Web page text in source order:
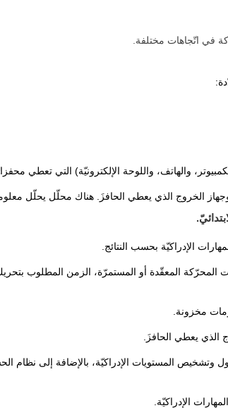
في اتّجاهات مختلفة.
والهاتف، واللوحة الإلكترونيّة) التي تعطي
الخروج الذي يعطي الحافزَ. هناك محلّل يحلّل
الإدراكيّة بحسب النتائج.
المحرّكة المعقّدة أو المستمرّة، الزمن المطلوب
مخزونة.
الذي يعطي الحافزَ.
وتشخيص المستويات الإدراكيّة، بالإضافة إلى
الإدراكيّة.